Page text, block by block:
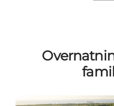
Camping